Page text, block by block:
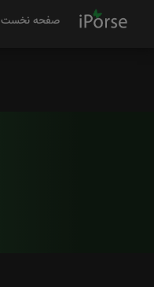
صفحه نخست